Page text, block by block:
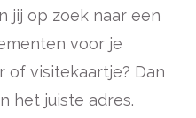
jij op zoek naar een
voor je
of visitekaartje? Dan
het juiste adres.